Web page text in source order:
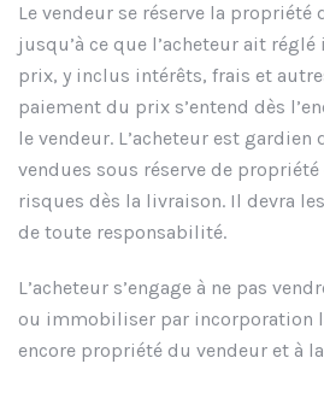
Le vendeur se réserve la propriété
jusqu’à ce que l’acheteur ait
prix, y inclus intérêts, frais et
paiement du prix s’entend dès
le vendeur. L’acheteur est gardien
vendues sous réserve de
risques dès la livraison. Il devra
de toute responsabilité.
L’acheteur s’engage à ne pas
ou immobiliser par incorporation
encore propriété du vendeur et à